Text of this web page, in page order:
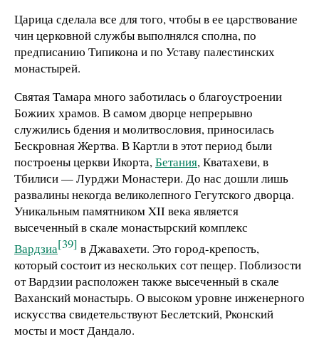
Царица сделала все для того, чтобы в ее царствование
чин церковной службы выполнялся сполна, по
предписанию Типикона и по Уставу палестинских
монастырей.
Святая Тамара много заботилась о благоустроении
Божиих храмов. В самом дворце непрерывно
служились бдения и молитвословия, приносилась
Бескровная Жертва. В Картли в этот период были
построены церкви Икорта,Бетания, Кватахеви, в
Тбилиси — Лурджи Монастери. До нас дошли лишь
развалины некогда великолепного Гегутского дворца.
Уникальным памятником XII века является
высеченный в скале монастырский комплекс
Вардзиа[39] в Джавахети. Это город-крепость,
который состоит из нескольких сот пещер. Поблизости
от Вардзии расположен также высеченный в скале
Ваханский монастырь. О высоком уровне инженерного
искусства свидетельствуют Беслетский, Рконский
мосты и мост Дандало.